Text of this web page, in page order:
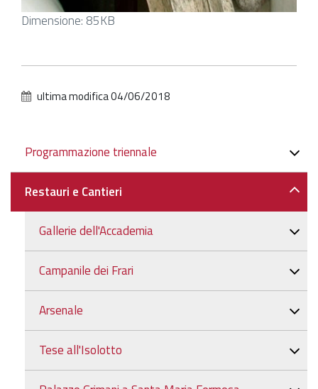
Clicca
alle
Dimensione: 85KB
ultima modifica04/06/2018
Navigazione
Programmazione triennale
Restauri e Cantieri
Gallerie dell'Accademia
Campanile dei Frari
Arsenale
Tese all'Isolotto